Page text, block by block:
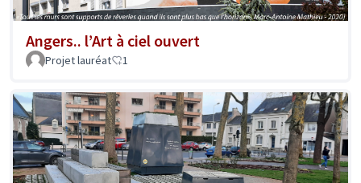
Angers.. l’Art à ciel ouvert
Projet lauréat 1